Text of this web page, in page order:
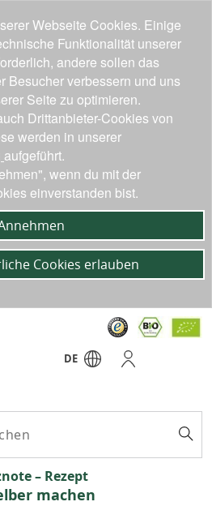
DE
– Rezept
machen
Webseite Cookies. Einige
Funktionalität unserer
andere sollen das
Besucher verbessern und uns
Seite zu optimieren.
Drittanbieter-Cookies von
werden in unserer
aufgeführt.
wenn du mit der
einverstanden bist.
Cookies erlauben